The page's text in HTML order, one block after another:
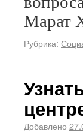
Марат
Рубрика:
Добавлено